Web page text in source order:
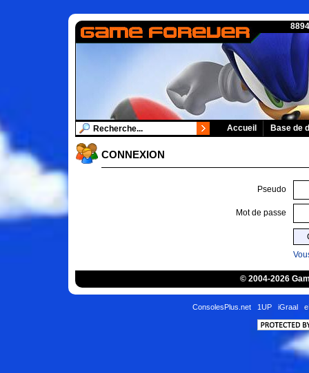
Accueil Base de
CONNEXION
Pseudo
Mot de passe
© 2004-2026
ConsolesPlus.net 1UP iGraal